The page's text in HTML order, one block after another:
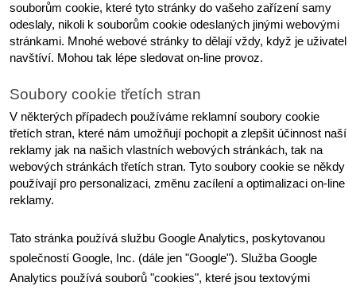
souborům cookie, které tyto stránky do vašeho zařízení samy
odeslaly, nikoli k souborům cookie odeslaných jinými webovými
stránkami. Mnohé webové stránky to dělají vždy, když je uživatel
navštíví. Mohou tak lépe sledovat on-line provoz.
Soubory cookie třetích stran
V některých případech používáme reklamní soubory cookie
třetích stran, které nám umožňují pochopit a zlepšit účinnost naší
reklamy jak na našich vlastních webových stránkách, tak na
webových stránkách třetích stran. Tyto soubory cookie se někdy
používají pro personalizaci, změnu zacílení a optimalizaci on-line
reklamy.
Tato stránka používá službu Google Analytics, poskytovanou
společností Google, Inc. (dále jen "Google"). Služba Google
Analytics používá souborů "cookies", které jsou textovými